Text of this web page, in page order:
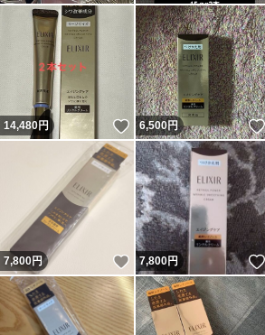
14,480円 いいね！
6,500円
7,800円 いいね！
7,800円